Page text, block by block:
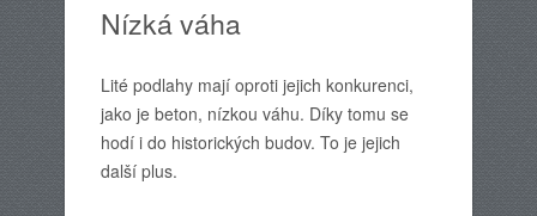
Nízká váha
Lité podlahy mají oproti jejich konkurenci,
jako je beton, nízkou váhu. Díky tomu se
hodí i do historických budov. To je jejich
další plus.